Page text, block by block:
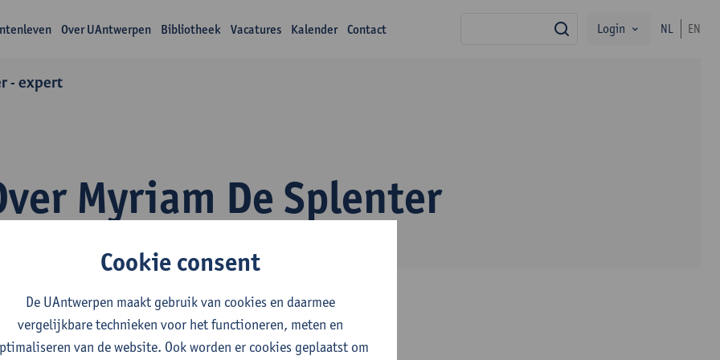
Over UAntwerpen Bibliotheek Vacatures Kalender Contact zoekLogin NL EN
- expert
Myriam De Splenter
Cookie consent
De UAntwerpen maakt gebruik van cookies en daarmee
vergelijkbare technieken voor het functioneren, meten en
van de website. Ook worden er cookies geplaatst om